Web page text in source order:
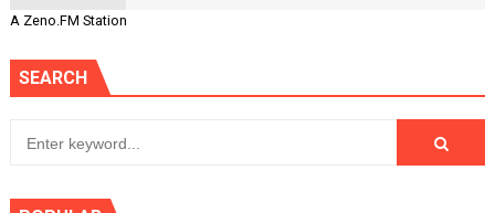
A Zeno.FM Station
SEARCH